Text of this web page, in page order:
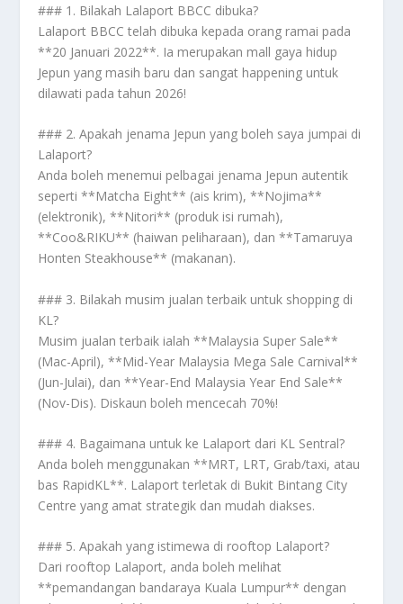
### 1. Bilakah Lalaport BBCC dibuka?
Lalaport BBCC telah dibuka kepada orang ramai pada
**20 Januari 2022**. Ia merupakan mall gaya hidup
Jepun yang masih baru dan sangat happening untuk
dilawati pada tahun 2026!
### 2. Apakah jenama Jepun yang boleh saya jumpai di
Lalaport?
Anda boleh menemui pelbagai jenama Jepun autentik
seperti **Matcha Eight** (ais krim), **Nojima**
(elektronik), **Nitori** (produk isi rumah),
**Coo&RIKU** (haiwan peliharaan), dan **Tamaruya
Honten Steakhouse** (makanan).
### 3. Bilakah musim jualan terbaik untuk shopping di
KL?
Musim jualan terbaik ialah **Malaysia Super Sale**
(Mac-April), **Mid-Year Malaysia Mega Sale Carnival**
(Jun-Julai), dan **Year-End Malaysia Year End Sale**
(Nov-Dis). Diskaun boleh mencecah 70%!
### 4. Bagaimana untuk ke Lalaport dari KL Sentral?
Anda boleh menggunakan **MRT, LRT, Grab/taxi, atau
bas RapidKL**. Lalaport terletak di Bukit Bintang City
Centre yang amat strategik dan mudah diakses.
### 5. Apakah yang istimewa di rooftop Lalaport?
Dari rooftop Lalaport, anda boleh melihat
**pemandangan bandaraya Kuala Lumpur** dengan